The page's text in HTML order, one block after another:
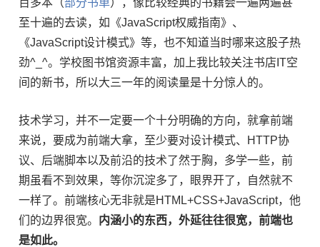
百多本（部分书单），像比较经典的书籍会一遍两遍甚
至十遍的去读，如《JavaScript权威指南》、
《JavaScript设计模式》等，也不知道当时哪来这股子热
劲^_^。学校图书馆资源丰富，加上我比较关注书店IT空
间的新书，所以大三一年的阅读量是十分惊人的。
技术学习，并不一定要一个十分明确的方向，就拿前端
来说，要成为前端大拿，至少要对设计模式、HTTP协
议、后端脚本以及前沿的技术了然于胸，多学一些，前
期虽看不到效果，等你沉淀多了，眼界开了，自然就不
一样了。前端核心无非就是HTML+CSS+JavaScript，他
们的边界很宽。 内涵小的东西，外延往往很宽，前端也
是如此。